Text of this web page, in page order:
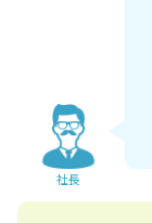
社長